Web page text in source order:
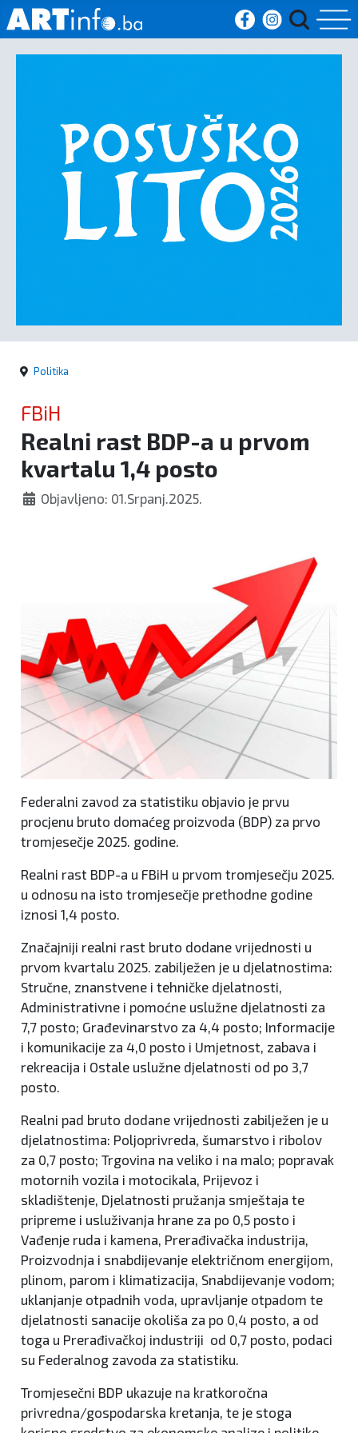
Sport
Kultura
Crna
Politika
FBiH
Realni rast BDP-a u prvom
kvartalu 1,4 posto
Objavljeno: 01.Srpanj.2025.
Federalni zavod za statistiku objavio je prvu
procjenu bruto domaćeg proizvoda (BDP) za prvo
tromjesečje 2025. godine.
Realni rast BDP-a u FBiH u prvom tromjesečju 2025.
u odnosu na isto tromjesečje prethodne godine
iznosi 1,4 posto.
Značajniji realni rast bruto dodane vrijednosti u
prvom kvartalu 2025. zabilježen je u djelatnostima:
Stručne, znanstvene i tehničke djelatnosti,
Administrativne i pomoćne uslužne djelatnosti za
7,7 posto; Građevinarstvo za 4,4 posto; Informacije
i komunikacije za 4,0 posto i Umjetnost, zabava i
rekreacija i Ostale uslužne djelatnosti od po 3,7
posto.
Realni pad bruto dodane vrijednosti zabilježen je u
djelatnostima: Poljoprivreda, šumarstvo i ribolov
za 0,7 posto; Trgovina na veliko i na malo; popravak
motornih vozila i motocikala, Prijevoz i
skladištenje, Djelatnosti pružanja smještaja te
pripreme i usluživanja hrane za po 0,5 posto i
Vađenje ruda i kamena, Prerađivačka industrija,
Proizvodnja i snabdijevanje električnom energijom,
plinom, parom i klimatizacija, Snabdijevanje vodom;
uklanjanje otpadnih voda, upravljanje otpadom te
djelatnosti sanacije okoliša za po 0,4 posto, a od
toga u Prerađivačkoj industriji od 0,7 posto, podaci
su Federalnog zavoda za statistiku.
Tromjesečni BDP ukazuje na kratkoročna
privredna/gospodarska kretanja, te je stoga